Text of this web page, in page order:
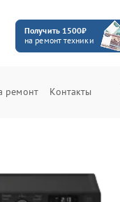
Получить 1500₽
на ремонт техники
ремонт Контакты